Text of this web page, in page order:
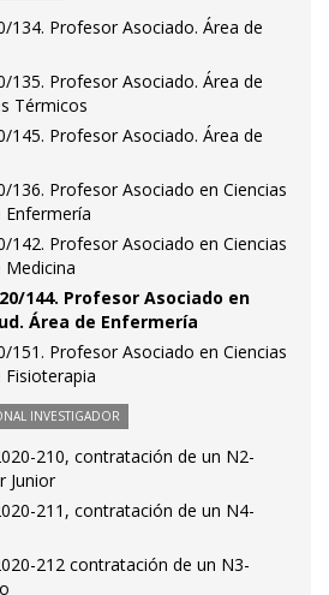
134. Profesor Asociado. Área de
135. Profesor Asociado. Área de
Térmicos
145. Profesor Asociado. Área de
136. Profesor Asociado en Ciencias
Enfermería
142. Profesor Asociado en Ciencias
Medicina
144. Profesor Asociado en
Área de Enfermería
151. Profesor Asociado en Ciencias
Fisioterapia
INVESTIGADOR
210, contratación de un N2-
Junior
211, contratación de un N4-
212 contratación de un N3-